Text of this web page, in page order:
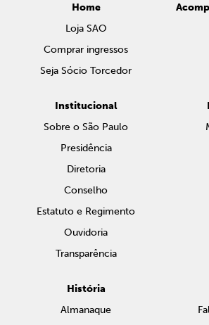
Home
Loja SAO
Comprar ingressos
Seja Sócio Torcedor
Institucional
Sobre o São Paulo
Presidência
Diretoria
Conselho
Estatuto e Regimento
Ouvidoria
Transparência
História
Almanaque